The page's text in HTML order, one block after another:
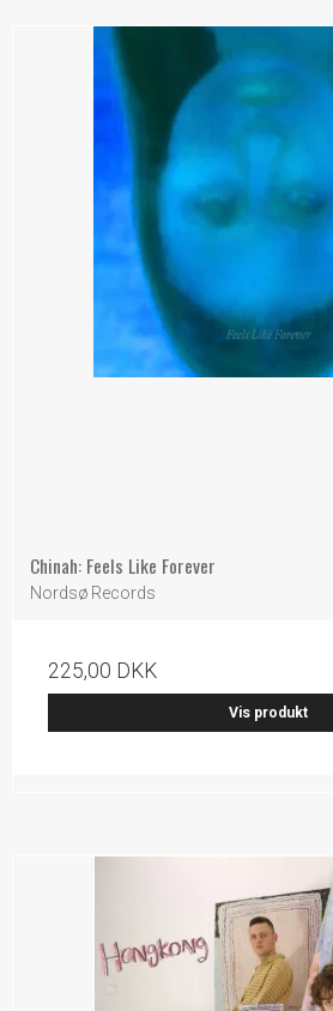
Chinah: Feels Like Forever
Nordsø Records
225,00 DKK
Vis produkt